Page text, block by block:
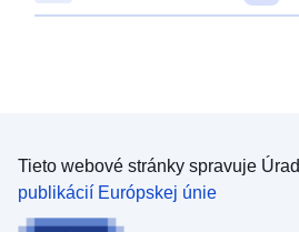
Tieto webové stránky spravuje Úrad
publikácií Európskej únie